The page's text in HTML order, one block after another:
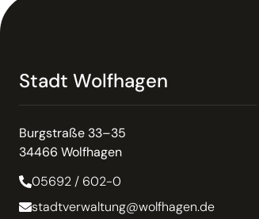
Stadt Wolfhagen
Burgstraße 33–35
34466 Wolfhagen
05692 / 602-0
stadtverwaltung@wolfhagen.de